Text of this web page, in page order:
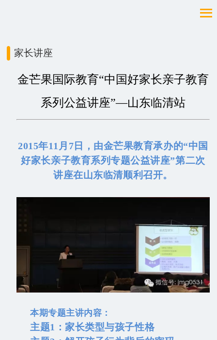
家长讲座
金芒果国际教育“中国好家长亲子教育
系列公益讲座”—山东临清站
2015年11月7日，由金芒果教育承办的“中国
好家长亲子教育系列专题公益讲座”第二次
讲座在山东临清顺利召开。
本期专题主讲内容：
主题1：家长类型与孩子性格